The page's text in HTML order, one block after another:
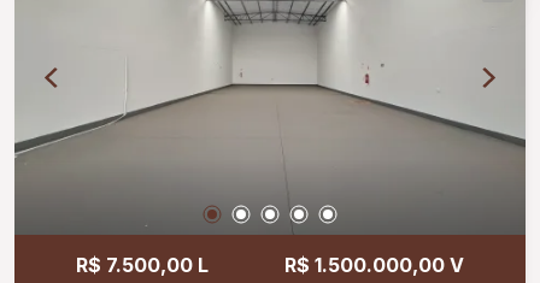
R$ 7.500,00 L R$ 1.500.000,00 V